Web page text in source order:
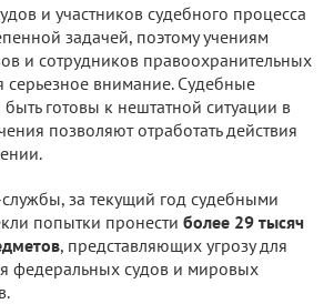
и участников судебного процесса
задачей, поэтому учениям
и сотрудников правоохранительных
серьезное внимание. Судебные
готовы к нештатной ситуации в
позволяют отработать действия
за текущий год судебными
попытки пронести более 29 тысяч
, представляющих угрозу для
федеральных судов и мировых